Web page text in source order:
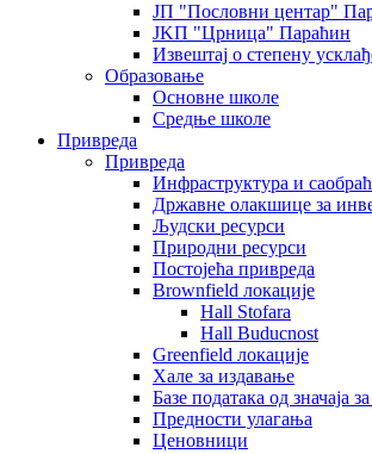
ЈП "Пословни центар"
ЈKП "Црница" Параћин
Извештај о степену
Образовање
Основне школе
Средње школе
Привреда
Привреда
Инфраструктура и
Државне олакшице за
Људски ресурси
Природни ресурси
Постојећа привреда
Brownfield локације
Hall Stofara
Hall Buducnost
Greenfield локације
Хале за издавање
Базе података од значаја
Предности улагања
Ценовници